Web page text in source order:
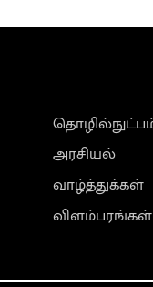
அரசியல்
வாழ்த்துக்கள்
விளம்பரங்கள்